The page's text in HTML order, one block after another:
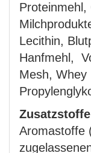
Proteinmehl,
Lecithin,
Hanfmehl,
Mesh, Whey
Aromastoffe